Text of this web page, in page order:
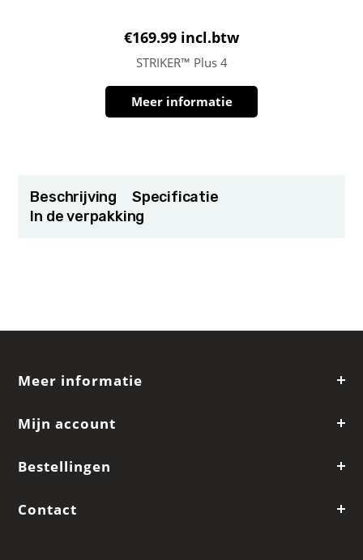
€169.99 incl.btw
STRIKER™ Plus 4
Meer informatie
Beschrijving
Specificatie
In de verpakking
Meer informatie
Mijn account
Bestellingen
Contact